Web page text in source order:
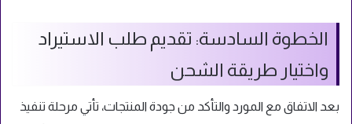
الخطوة السادسة: تقديم طلب الاستيراد
واختيار طريقة الشحن
بعد الاتفاق مع المورد والتأكد من جودة المنتجات، تأتي مرحلة تنفيذ